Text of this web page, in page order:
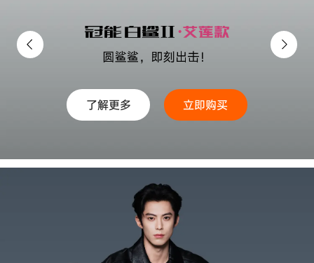
了解更多 立即购买